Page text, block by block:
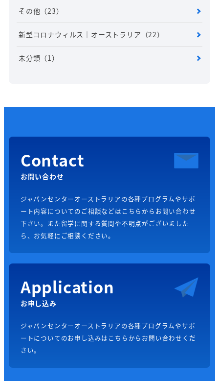
その他 （23）
新型コロナウィルス｜オーストラリア （22）
未分類 （1）
Contact
お問い合わせ
ジャパンセンターオーストラリアの各種プログラムやサポ
ート内容についてのご相談などはこちらからお問い合わせ
下さい。また留学に関する質問や不明点がございました
ら、お気軽にご相談ください。
Application
お申し込み
ジャパンセンターオーストラリアの各種プログラムやサポ
ートについてのお申し込みはこちらからお問い合わせくだ
さい。